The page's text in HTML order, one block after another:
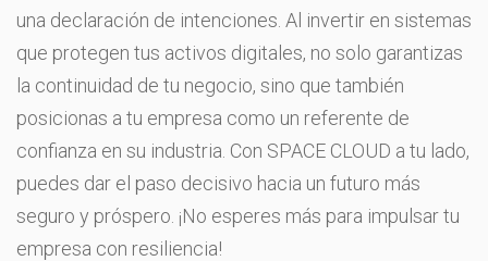
una declaración de intenciones. Al invertir en sistemas
que protegen tus activos digitales, no solo garantizas
la continuidad de tu negocio, sino que también
posicionas a tu empresa como un referente de
confianza en su industria. Con SPACE CLOUD a tu lado,
puedes dar el paso decisivo hacia un futuro más
seguro y próspero. ¡No esperes más para impulsar tu
empresa con resiliencia!